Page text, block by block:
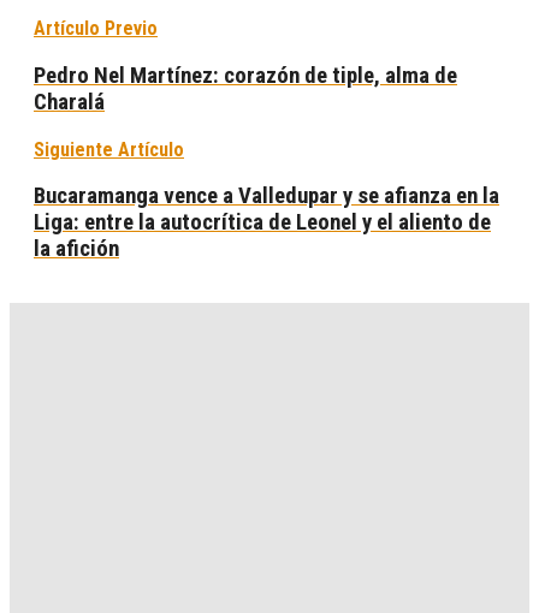
Artículo Previo
Pedro Nel Martínez: corazón de tiple, alma de
Charalá
Siguiente Artículo
Bucaramanga vence a Valledupar y se afianza en la
Liga: entre la autocrítica de Leonel y el aliento de
la afición